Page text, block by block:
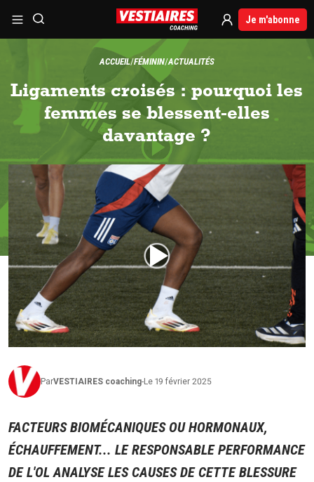
Je m'abonne
ACCUEIL FÉMININ ACTUALITÉS
Ligaments croisés : pourquoi les
femmes se blessent-elles
davantage ?
ParVESTIAIRES coaching-Le 19 février 2025
FACTEURS BIOMÉCANIQUES OU HORMONAUX,
ÉCHAUFFEMENT... LE RESPONSABLE PERFORMANCE
DE L'OL ANALYSE LES CAUSES DE CETTE BLESSURE